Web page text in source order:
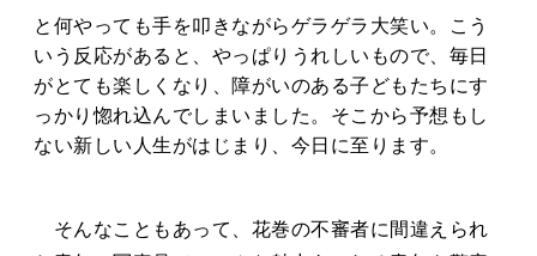
と何やっても手を叩きながらゲラゲラ大笑い。こう
いう反応があると、やっぱりうれしいもので、毎日
がとても楽しくなり、障がいのある子どもたちにす
っかり惚れ込んでしまいました。そこから予想もし
ない新しい人生がはじまり、今日に至ります。
そんなこともあって、花巻の不審者に間違えられ